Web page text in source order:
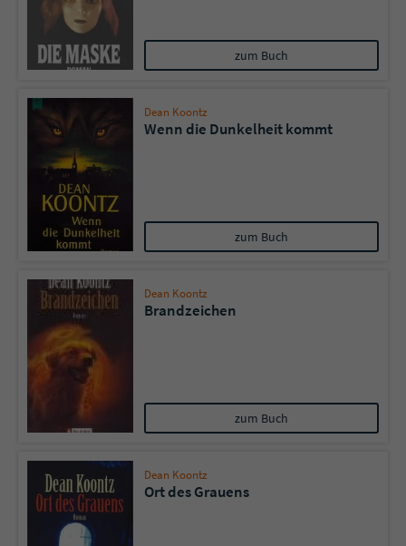
zum Buch
Dean Koontz
Wenn die Dunkelheit kommt
zum Buch
Dean Koontz
Brandzeichen
zum Buch
Dean Koontz
Ort des Grauens